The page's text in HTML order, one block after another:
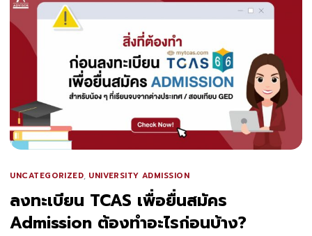
UNCATEGORIZED, UNIVERSITY ADMISSION
ลงทะเบียน TCAS เพื่อยื่นสมัคร
Admission ต้องทำอะไรก่อนบ้าง?